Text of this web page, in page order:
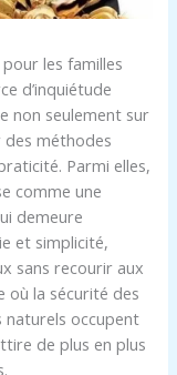
les familles
d’inquiétude
non seulement sur
méthodes
Parmi elles,
comme une
demeure
et simplicité,
sans recourir aux
où la sécurité des
naturels occupent
de plus en plus